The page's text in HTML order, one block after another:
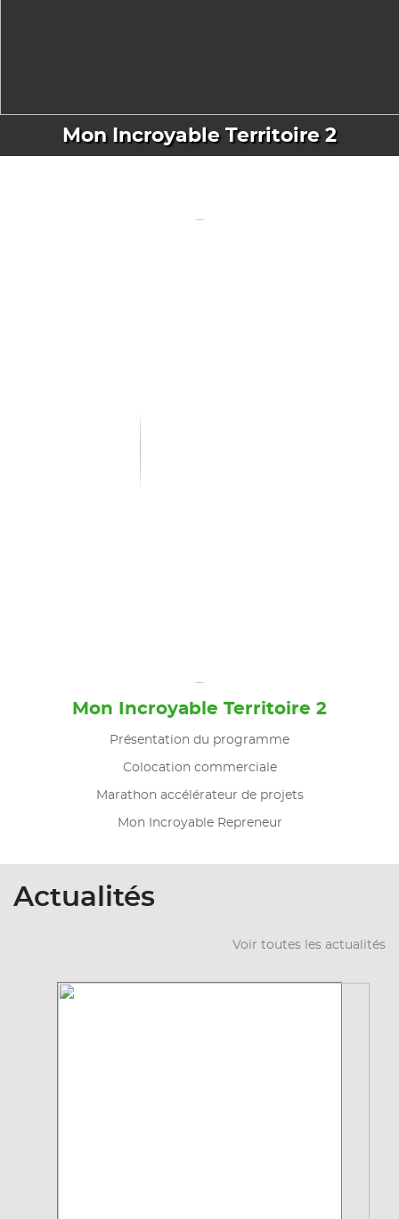
Mon Incroyable Territoire 2
Mon Incroyable Territoire 2
Présentation du programme
Colocation commerciale
Marathon accélérateur de projets
Mon Incroyable Repreneur
Actualités
Voir toutes les actualités